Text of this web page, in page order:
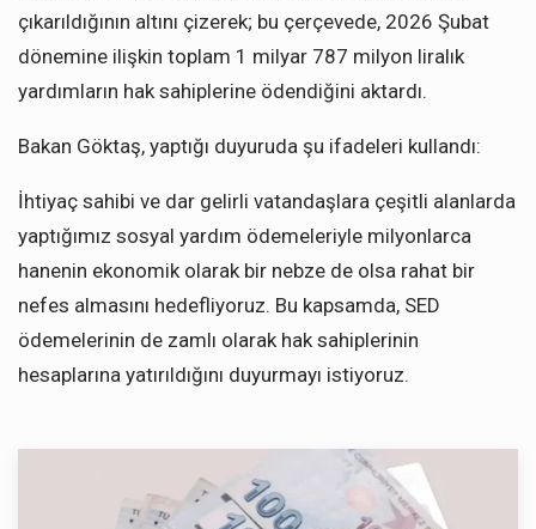
çıkarıldığının altını çizerek; bu çerçevede, 2026 Şubat
dönemine ilişkin toplam 1 milyar 787 milyon liralık
yardımların hak sahiplerine ödendiğini aktardı.
Bakan Göktaş, yaptığı duyuruda şu ifadeleri kullandı:
İhtiyaç sahibi ve dar gelirli vatandaşlara çeşitli alanlarda
yaptığımız sosyal yardım ödemeleriyle milyonlarca
hanenin ekonomik olarak bir nebze de olsa rahat bir
nefes almasını hedefliyoruz. Bu kapsamda, SED
ödemelerinin de zamlı olarak hak sahiplerinin
hesaplarına yatırıldığını duyurmayı istiyoruz.